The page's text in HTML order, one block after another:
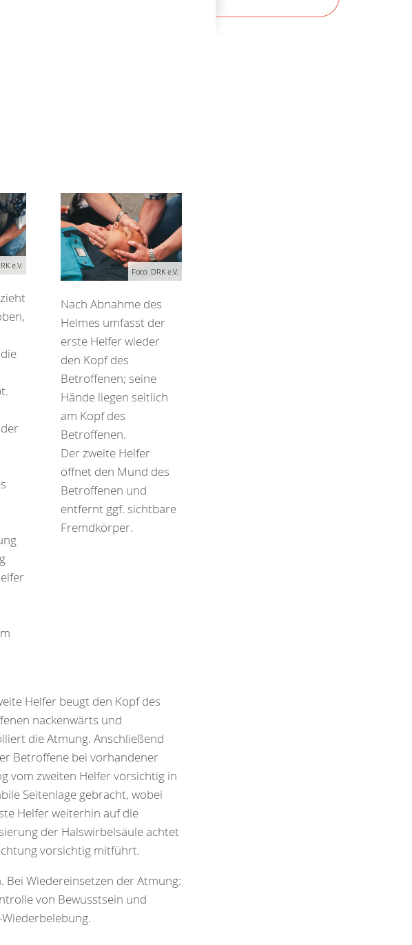
e.V.
Foto: DRK e.V.
Nach Abnahme des
Helmes umfasst der
erste Helfer wieder
den Kopf des
Betroffenen; seine
Hände liegen seitlich
am Kopf des
Betroffenen.
Der zweite Helfer
öffnet den Mund des
Betroffenen und
entfernt ggf. sichtbare
Fremdkörper.
Helfer beugt den Kopf des
nackenwärts und
die Atmung. Anschließend
Betroffene bei vorhandener
vom zweiten Helfer vorsichtig in
Seitenlage gebracht, wobei
Helfer weiterhin auf die
der Halswirbelsäule achtet
vorsichtig mitführt.
Wiedereinsetzen der Atmung:
von Bewusstsein und